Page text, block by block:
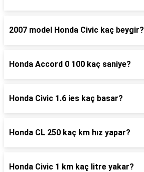
2007 model Honda Civic kaç beygir?
Honda Accord 0 100 kaç saniye?
Honda Civic 1.6 ies kaç basar?
Honda CL 250 kaç km hız yapar?
Honda Civic 1 km kaç litre yakar?